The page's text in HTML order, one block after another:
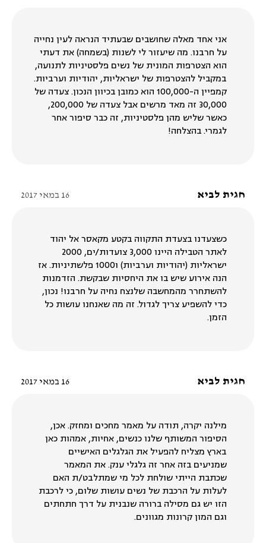
אני אחד מאלה שחושבים שבעתיד הנראה לעין נחייה
על חרבנו. מה שיעזור לי לשנות (בשמחה) את דעתי
הוא הצטרפות המונית של נשים פלסטיניות לתנועה,
במקביל להצטרפות של ישראליות, יהודיות וערביות.
קמפיין ה-100,000 הוא כמובן בכיוון הנכון. צעדה של
30,000 זה מאד מרשים אבל צעדה של 200,000,
כאשר שליש מהן פלסטיניות, זה כבר סיפור אחר
לגמרי. בהצלחה!
חגית לביא 16 במאי 2017
כשצעדנו בצעדת התקווה בקטע מקאסר אל יהוד
לאתר הטבילה היינו 3,000 צועדות/ים, 2000
ישראליות (יהודיות וערביות) ו1000 פלשתיניות. אז
הנה אירוע שיש בו את היחסיות שבקשת. הזדמנות
להשתחרר מהמחשבה שלנצח נחיה על חרבנו! נכון,
כדי להשפיע צריך לגדול. זה מה שאנחנו עושות כל
הזמן.
חגית לביא 16 במאי 2017
מילנה יקרה, תודה על מאמר מחכים ומחזק. אכן,
הסיפור המשותף שלנו כנשים, אחיות, אמהות כאן
בארץ מצליח להפעיל את הגלגלים האישיים
שמניעים בזה אחר זה גלגלי ענק. את המאמר
שכתבת הייתי שולחת לכל מי שמתלבט/ת האם
לעלות על הרכבת של נשים עושות שלום, כי לרכבת
הזו יש גם מסילה ברורה שנבנית על דרך חתחתים
וגם המון קרונות מגוונים.